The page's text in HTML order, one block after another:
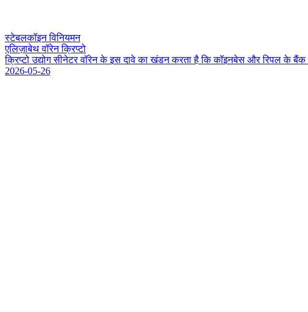
स्टेबलकॉइन विनियमन
एलिज़ाबेथ वॉरेन क्रिप्टो
कपट उदग सनटर वरन क इस दव क खडन करत ह क कइनबस और रपल क बक
2026-05-26